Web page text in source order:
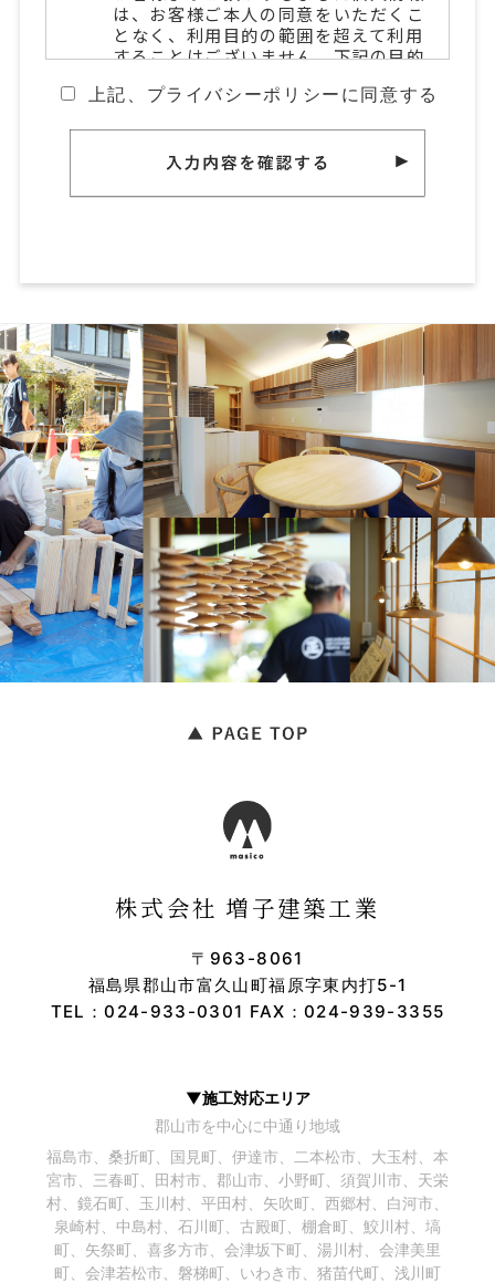
は、お客様ご本人の同意をいただくこ
となく、利用目的の範囲を超えて利用
することはございません。下記の目的
2) 商品の企画・開発あるいはアン
い合わせへの対応などのために必要な
また、予め明示した利用目的の範囲を
超えて、個人情報を利用する必要が生
じた場合は、本人にその旨をご連絡
し、同意をいただいた上で利用しま
す。
個人情報の第三者提供
当社は、本人から同意を得ている場合
や法令に基づき開示を請求された場合
等、正当な理由がある場合を除き、個
人情報を第三者に提供および開示はい
たしません。
但し下記の項目に該当する場合、お客
様の個人情報を開示することがありま
す。
当社の関連企業及び業務委託先に提供
する場合。
に不利益を及ぼす行為をしたことが判
じた権限を持つ公的機関等からお客様
個人情報の安全管理
洩等がないよう、安全かつ適正に取り
扱うとともに外部への流出防止のため
に細心の注意を持って管理いたしま
す。
また、お客様の個人情報の紛失・改ざ
ん・漏洩等を防止するため、役員・社
員に対し個人情報保護の重要性を理解
し、個人情報を適切に取り扱うよう教
育・啓発を行ないます。
上記、プライバシーポリシーに同意する
株式会社 増子建築工業
〒963-8061
福島県郡山市富久山町福原字東内打5-1
TEL：024-933-0301 FAX：024-939-3355
▼施工対応エリア
郡山市を中心に中通り地域
福島市、桑折町、国見町、伊達市、二本松市、大玉村、本
宮市、三春町、田村市、郡山市、小野町、須賀川市、天栄
村、鏡石町、玉川村、平田村、矢吹町、西郷村、白河市、
泉崎村、中島村、石川町、古殿町、棚倉町、鮫川村、塙
町、矢祭町、喜多方市、会津坂下町、湯川村、会津美里
町、会津若松市、磐梯町、いわき市、猪苗代町、浅川町